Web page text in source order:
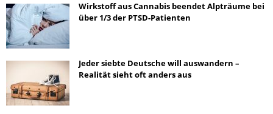
Wirkstoff aus Cannabis beendet Alpträume bei
über 1/3 der PTSD-Patienten
Jeder siebte Deutsche will auswandern –
Realität sieht oft anders aus